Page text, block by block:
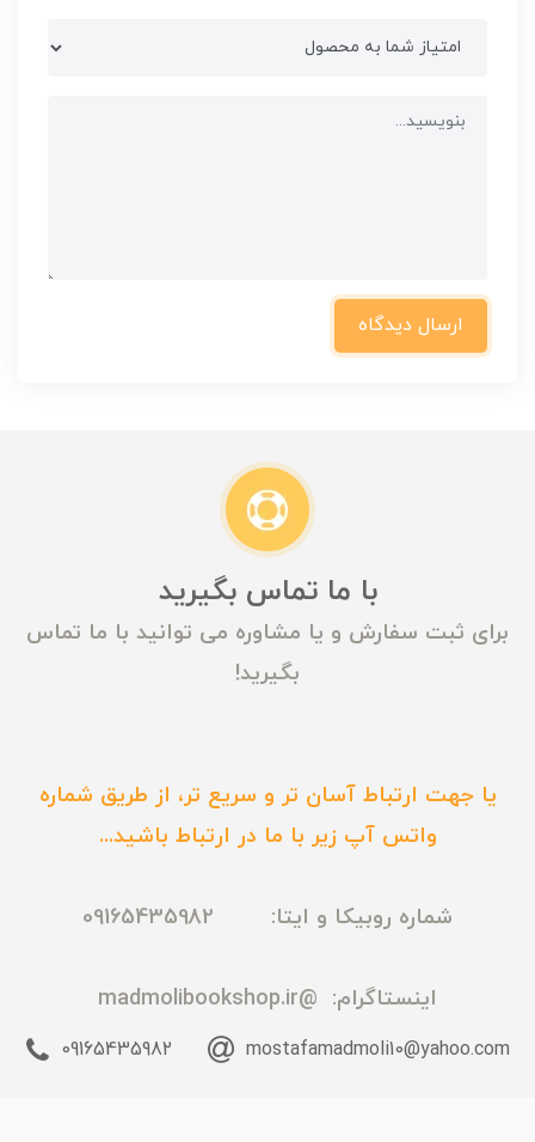
ارسال دیدگاه
با ما تماس بگیرید
برای ثبت سفارش و یا مشاوره می توانید با ما تماس
بگیرید!
یا جهت ارتباط آسان تر و سریع تر، از طریق شماره
واتس آپ زیر با ما در ارتباط باشید...
شماره روبیکا و ایتا: 09165435982
اینستاگرام: @madmolibookshop.ir
mostafamadmoli10@yahoo.com
09165435982